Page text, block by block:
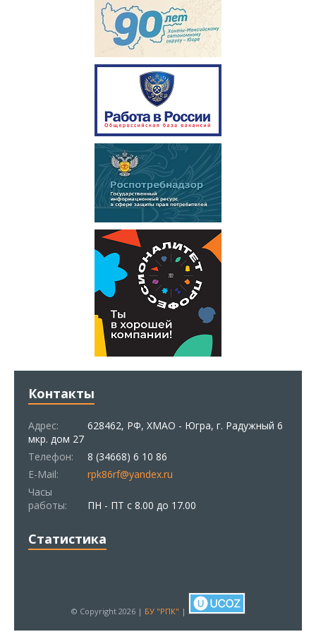
Контакты
Адрес:
628462, РФ, ХМАО - Югра, г. Радужный 6
мкр. дом 27
Телефон:
8 (34668) 6 10 86
E-Mail:
rpk86rf@yandex.ru
Часы
работы:
ПН - ПТ с 8.00 до 17.00
Статистика
© Copyright 2026 | БУ "РПК" |